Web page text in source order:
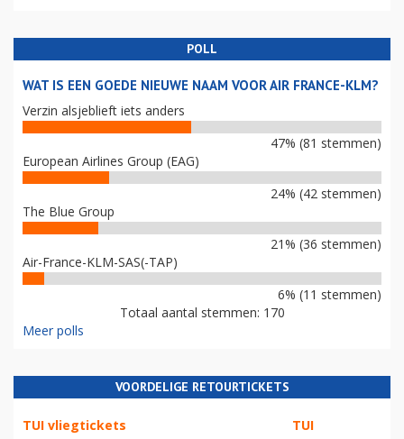
POLL
WAT IS EEN GOEDE NIEUWE NAAM VOOR AIR FRANCE-KLM?
Verzin alsjeblieft iets anders
47% (81 stemmen)
European Airlines Group (EAG)
24% (42 stemmen)
The Blue Group
21% (36 stemmen)
Air-France-KLM-SAS(-TAP)
6% (11 stemmen)
Totaal aantal stemmen: 170
Meer polls
VOORDELIGE RETOURTICKETS
TUI vliegtickets TUI